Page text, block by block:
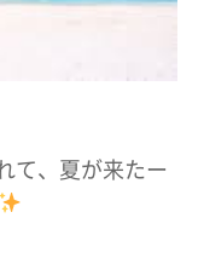
て、夏が来たー